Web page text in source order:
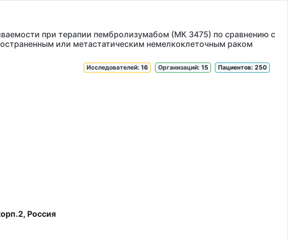
при терапии пембролизумабом (МК 3475) по сравнению с
или метастатическим немелкоклеточным раком
Пациентов: 250
Организаций: 15
Исследователей: 16
Россия